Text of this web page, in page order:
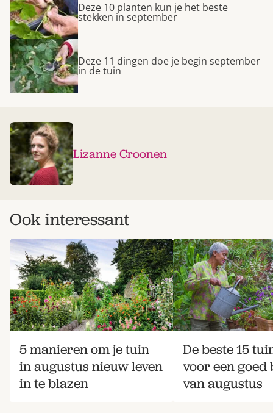
Deze 10 planten kun je het beste
stekken in september
Deze 11 dingen doe je begin september
in de tuin
Lizanne Croonen
Ook interessant
5 manieren om je tuin
in augustus nieuw leven
in te blazen
De beste 15
voor een goed
van augustus